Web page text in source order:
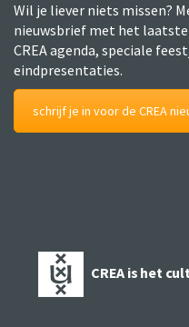
Wil je liever niets missen?
nieuwsbrief met het laatste
CREA agenda, speciale
eindpresentaties.
schrijf je in voor de CREA
CREA is het